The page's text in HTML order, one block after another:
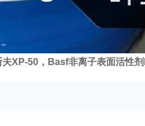
夫XP-50 ，Basf非离子表面活性剂